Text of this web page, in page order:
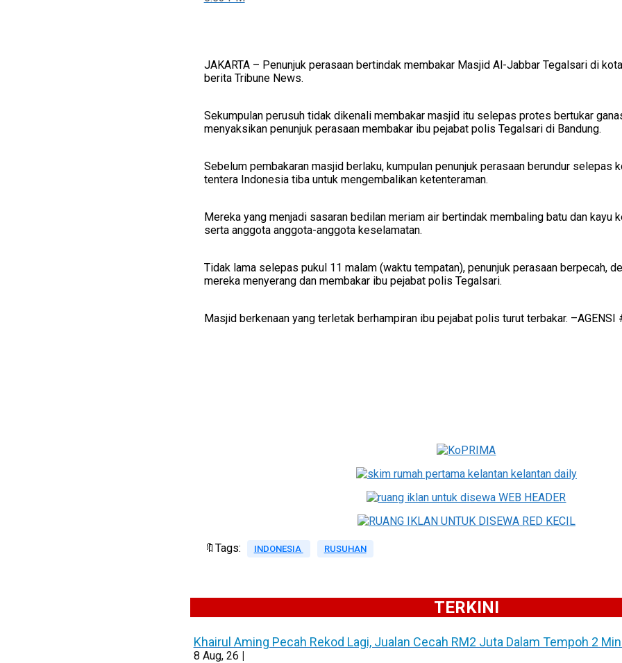
JAKARTA – Penunjuk perasaan bertindak membakar Masjid Al-Jabbar Tegalsari di
berita Tribune News.
Sekumpulan perusuh tidak dikenali membakar masjid itu selepas protes bertukar
menyaksikan penunjuk perasaan membakar ibu pejabat polis Tegalsari di Bandung.
Sebelum pembakaran masjid berlaku, kumpulan penunjuk perasaan berundur selepas
tentera Indonesia tiba untuk mengembalikan ketenteraman.
Mereka yang menjadi sasaran bedilan meriam air bertindak membaling batu dan kayu
serta anggota anggota-anggota keselamatan.
Tidak lama selepas pukul 11 malam (waktu tempatan), penunjuk perasaan berpecah,
mereka menyerang dan membakar ibu pejabat polis Tegalsari.
Masjid berkenaan yang terletak berhampiran ibu pejabat polis turut terbakar. –AGENSI
🔖Tags: INDONESIA RUSUHAN
TERKINI
Khairul Aming Pecah Rekod Lagi, Jualan Cecah RM2 Juta Dalam Tempoh 2
8 Aug, 26 |